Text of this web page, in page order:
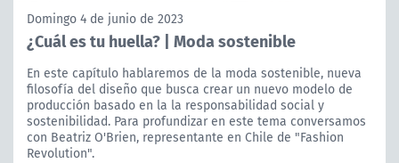
Domingo 4 de junio de 2023
¿Cuál es tu huella? | Moda sostenible
En este capítulo hablaremos de la moda sostenible, nueva
filosofía del diseño que busca crear un nuevo modelo de
producción basado en la la responsabilidad social y
sostenibilidad. Para profundizar en este tema conversamos
con Beatriz O'Brien, representante en Chile de "Fashion
Revolution".